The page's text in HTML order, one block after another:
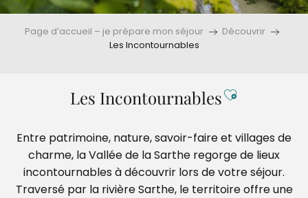
Page d’accueil – je prépare mon séjour
Découvrir
Les Incontournables
Les IncontournablesAjouter
Entre patrimoine, nature, savoir-faire et villages de
charme, la Vallée de la Sarthe regorge de lieux
incontournables à découvrir lors de votre séjour.
Traversé par la rivière Sarthe, le territoire offre une